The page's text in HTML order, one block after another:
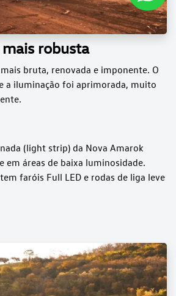
robusta
bruta, renovada e imponente. O
a iluminação foi aprimorada, muito
(light strip) da Nova Amarok
em áreas de baixa luminosidade.
faróis Full LED e rodas de liga leve